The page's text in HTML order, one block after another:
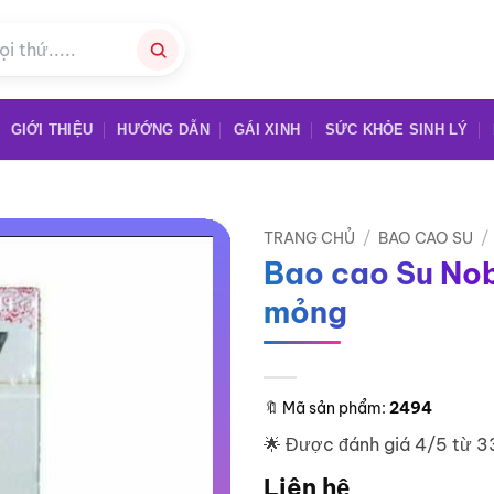
GIỚI THIỆU HƯỚNG DẪN GÁI XINH SỨC KHỎE SINH LÝ
TRANG CHỦ / BAO CAO SU /
Bao cao Su
mỏng
🔖 Mã sản phẩm: 2494
🌟 Được đánh giá 4/5 từ
Liên hệ